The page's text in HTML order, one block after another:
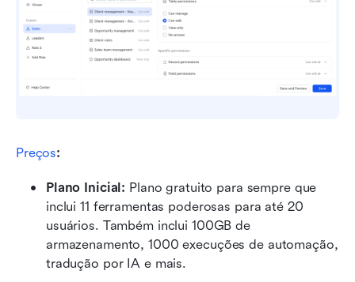
Preços:
Plano Inicial: Plano gratuito para sempre que
inclui 11 ferramentas poderosas para até 20
usuários. Também inclui 100GB de
armazenamento, 1000 execuções de automação,
tradução por IA e mais.